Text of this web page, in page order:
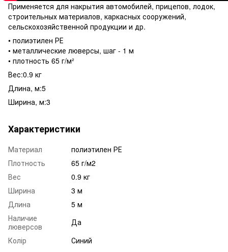
Применяется для накрытия автомобилей, прицепов, лодок,
строительных материалов, каркасных сооружений,
сельскохозяйственной продукции и др.
• полиэтилен РЕ
• металлические люверсы, шаг - 1 м
• плотность 65 г/м²
Вес:0.9 кг
Длина, м:5
Ширина, м:3
Характеристики
Материал
полиэтилен РЕ
Плотность
65 г/м2
Вес
0.9 кг
Ширина
3 м
Длина
5 м
Наличие
люверсов
Да
Колір
Синий